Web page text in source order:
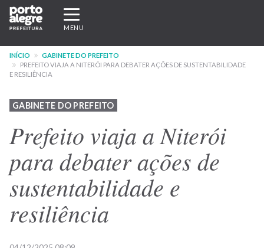
Pular
para
conteúdo
principal
Expandir/recolher
navegação
MENU
INÍCIO
GABINETE DO PREFEITO
PREFEITO VIAJA A NITERÓI PARA DEBATER AÇÕES DE SUSTENTABILIDADE
E RESILIÊNCIA
GABINETE DO PREFEITO
Prefeito viaja a Niterói
para debater ações de
sustentabilidade e
resiliência